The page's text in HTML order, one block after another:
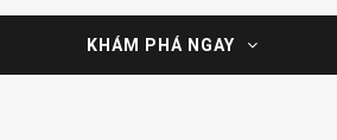
KHÁM PHÁ NGAY